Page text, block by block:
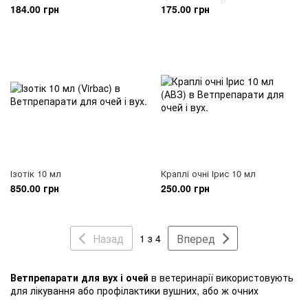
184.00 грн 175.00 грн
Ізотік 10 мл
850.00 грн
Краплі очні Ірис 10 мл
250.00 грн
Назад 1 з 4 Вперед
Ветпрепарати для вух і очей в ветеринарії використовують
для лікування або профілактики вушних, або ж очних